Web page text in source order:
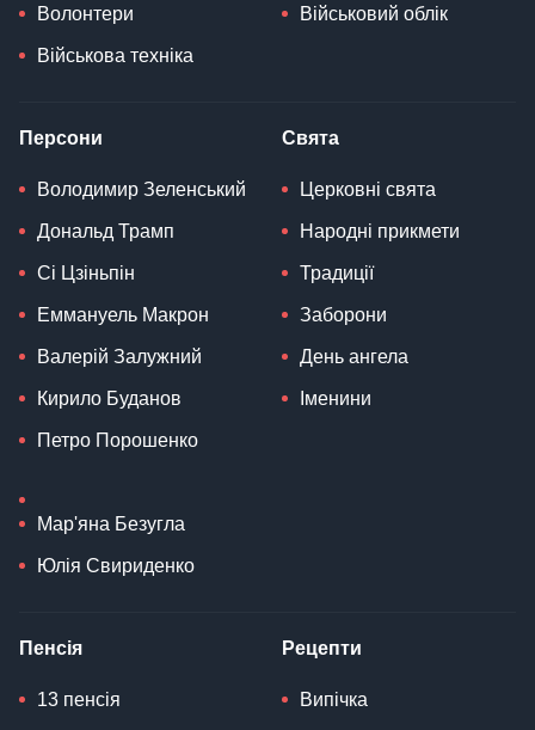
Волонтери
Військова техніка
Військовий облік
Персони
Володимир Зеленський
Дональд Трамп
Сі Цзіньпін
Еммануель Макрон
Валерій Залужний
Кирило Буданов
Петро Порошенко
Мар'яна Безугла
Юлія Свириденко
Свята
Церковні свята
Народні прикмети
Традиції
Заборони
День ангела
Іменини
Пенсія
13 пенсія
Рецепти
Випічка